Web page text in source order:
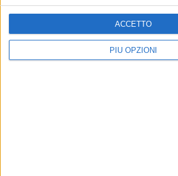
PIÙ OPZIONI
ACCETTO